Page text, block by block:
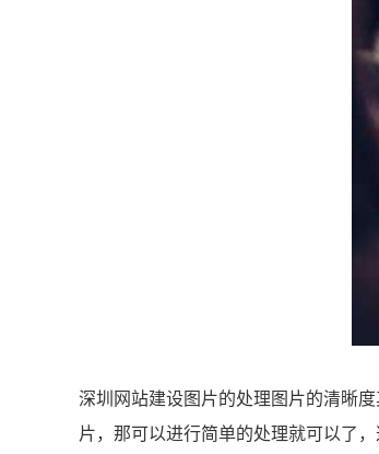
深圳网站建设图片的处理图片的清晰
片，那可以进行简单的处理就可以了